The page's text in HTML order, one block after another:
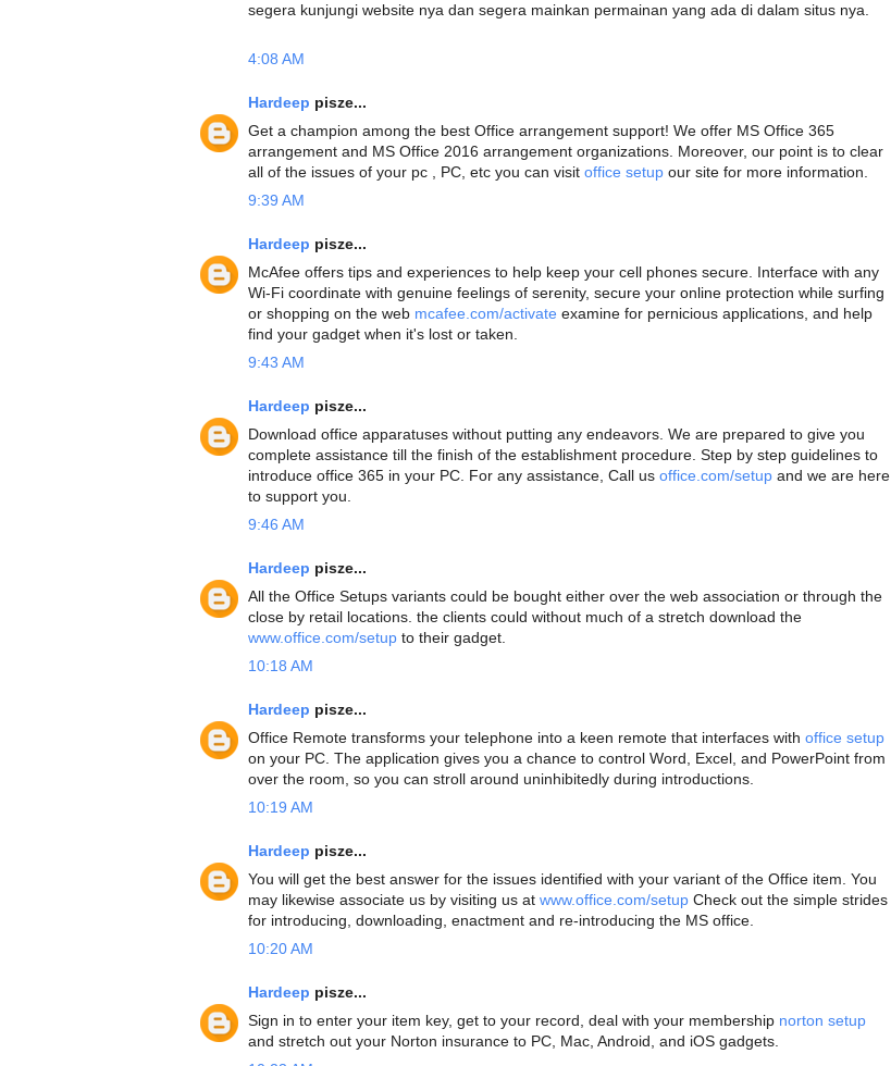
segera kunjungi website nya dan segera mainkan permainan yang ada di dalam situs nya.
4:08 AM
Hardeep pisze...
Get a champion among the best Office arrangement support! We offer MS Office 365
arrangement and MS Office 2016 arrangement organizations. Moreover, our point is to clear
all of the issues of your pc , PC, etc you can visit office setup our site for more information.
9:39 AM
Hardeep pisze...
McAfee offers tips and experiences to help keep your cell phones secure. Interface with any
Wi-Fi coordinate with genuine feelings of serenity, secure your online protection while surfing
or shopping on the web mcafee.com/activate examine for pernicious applications, and help
find your gadget when it's lost or taken.
9:43 AM
Hardeep pisze...
Download office apparatuses without putting any endeavors. We are prepared to give you
complete assistance till the finish of the establishment procedure. Step by step guidelines to
introduce office 365 in your PC. For any assistance, Call us office.com/setup and we are here
to support you.
9:46 AM
Hardeep pisze...
All the Office Setups variants could be bought either over the web association or through the
close by retail locations. the clients could without much of a stretch download the
www.office.com/setup to their gadget.
10:18 AM
Hardeep pisze...
Office Remote transforms your telephone into a keen remote that interfaces with office setup
on your PC. The application gives you a chance to control Word, Excel, and PowerPoint from
over the room, so you can stroll around uninhibitedly during introductions.
10:19 AM
Hardeep pisze...
You will get the best answer for the issues identified with your variant of the Office item. You
may likewise associate us by visiting us at www.office.com/setup Check out the simple strides
for introducing, downloading, enactment and re-introducing the MS office.
10:20 AM
Hardeep pisze...
Sign in to enter your item key, get to your record, deal with your membership norton setup
and stretch out your Norton insurance to PC, Mac, Android, and iOS gadgets.